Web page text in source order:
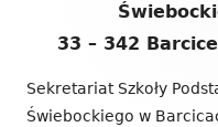
33 – 342
Sekretariat Szkoły
Świebockiego w